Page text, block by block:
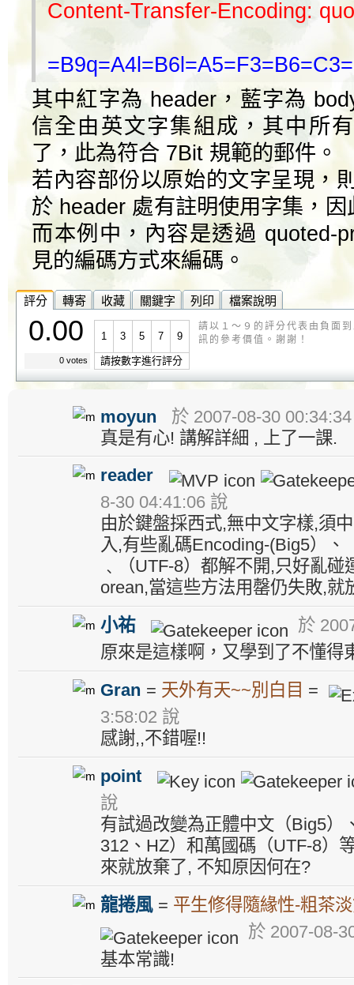
Content-Transfer-Encoding:
其中紅字為 header，藍字為
信全由英文字集組成，其中所
了，此為符合 7Bit 規範的郵件。
若內容部份以原始的文字呈現，
於 header 處有註明使用字集，
而本例中，內容是透過 quoted-
見的編碼方式來編碼。
評分 轉寄 收藏 關鍵字 列印 檔案說明
0.00
0 votes
1 3 5 7 9
請按數字進行評分
請以１～９的評分代表由負面
訊的參考價值。謝謝！
moyun
於 2007-08-30
真是有心! 講解詳細 , 上了一課.
reader
8-30 04:41:06 說
由於鍵盤採西式,無中文字樣,須
入,有些亂碼Encoding-(Big5）、
﹑（UTF-8）都解不開,只好亂
orean,當這些方法用罄仍失敗,就
小祐
於
原來是這樣啊，又學到了不懂得
Gran = 天外有天~~別白目 =
3:58:02 說
感謝,,不錯喔!!
point
說
有試過改變為正體中文（Big5）
312、HZ）和萬國碼（UTF-8）
來就放棄了, 不知原因何在?
龍捲風 = 平生修得隨緣性-粗茶
於 2007-08-
基本常識!